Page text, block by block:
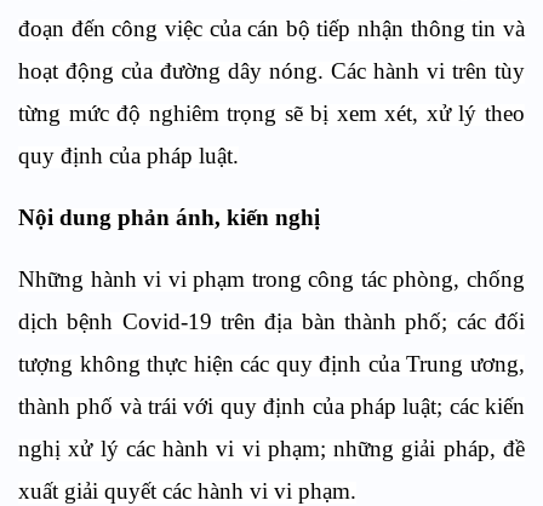
đoạn đến công việc của cán bộ tiếp nhận thông tin và
hoạt động của đường dây nóng. Các hành vi trên tùy
từng mức độ nghiêm trọng sẽ bị xem xét, xử lý theo
quy định của pháp luật.
Nội dung phản ánh, kiến nghị
Những hành vi vi phạm trong công tác phòng, chống
dịch bệnh Covid-19 trên địa bàn thành phố; các đối
tượng không thực hiện các quy định của Trung ương,
thành phố và trái với quy định của pháp luật; các kiến
nghị xử lý các hành vi vi phạm; những giải pháp, đề
xuất giải quyết các hành vi vi phạm.